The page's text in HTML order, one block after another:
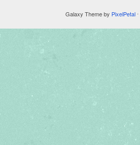
Galaxy Theme by PixelPetal ⋅